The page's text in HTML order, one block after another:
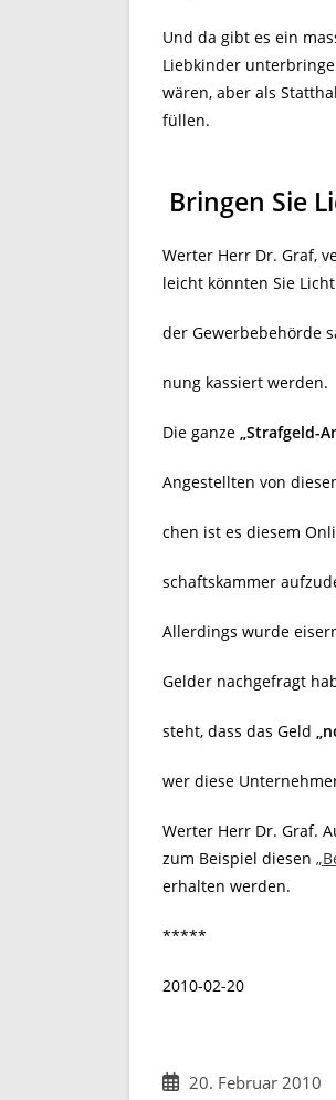
Und da gibt es ein
Liebkinder
wären, aber als
füllen.
Bringen Sie
Werter Herr Dr. Graf,
leicht könnten Sie
der Gewerbebehörde
nung kassiert werden.
Die ganze „Strafgeld-
Angestellten von
chen ist es diesem
schaftskammer
Allerdings wurde
Gelder nachgefragt
steht, dass das Geld
wer diese
Werter Herr Dr. Graf.
zum Beispiel diesen
erhalten werden.
*****
2010-02-20
Beitrag20. Februar 2010